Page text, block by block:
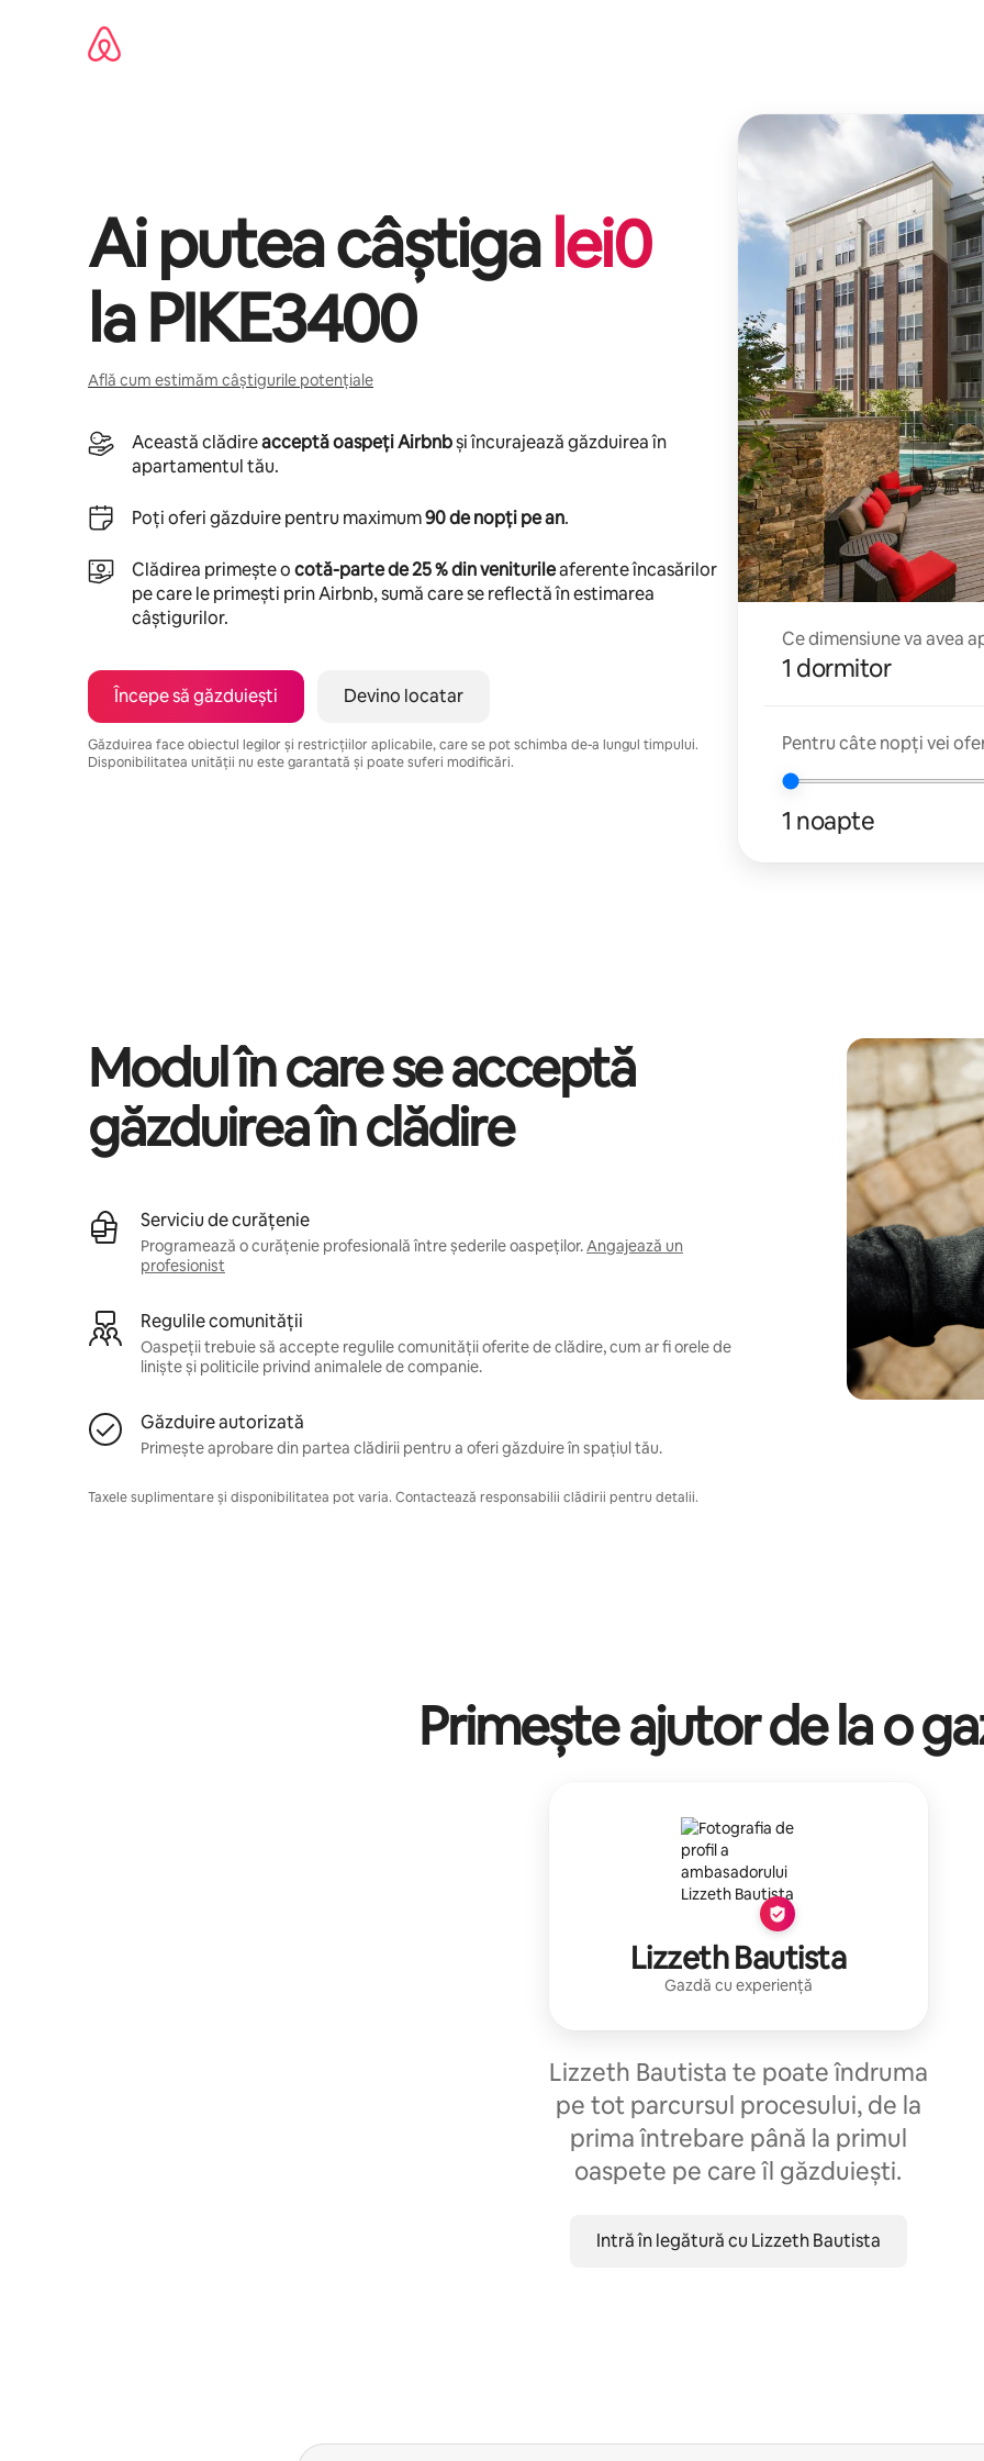
Ai putea câștigalei0
laPIKE3400
Află cum estimăm câștigurile potențiale
Această clădireacceptă oaspeți Airbnbși încurajează găzduirea în
apartamentul tău.
Poți oferi găzduire pentru maximum90 de nopți pe an.
Clădirea primește ocotă-parte de 25 % din veniturileaferente încasărilor
pe care le primești prin Airbnb, sumă care se reflectă în estimarea
câștigurilor.
Începe să găzduiești Devino locatar
Găzduirea face obiectul legilor și restricțiilor aplicabile, care se pot schimba de-a lungul timpului.
Disponibilitatea unității nu este garantată și poate suferi modificări.
Ce dimensiune va avea
1 dormitor
Pentru câte nopți vei
1 noapte
Modul în care se acceptă
găzduirea în clădire
Serviciu de curățenie
Programează o curățenie profesională între șederile oaspeților.Angajează un
profesionist
Regulile comunității
Oaspeții trebuie să accepte regulile comunității oferite de clădire, cum ar fi orele de
liniște și politicile privind animalele de companie.
Găzduire autorizată
Primește aprobare din partea clădirii pentru a oferi găzduire în spațiul tău.
Taxele suplimentare și disponibilitatea pot varia. Contactează responsabilii clădirii pentru detalii.
Primește ajutor de la o
Lizzeth Bautista
Gazdă cu experiență
Lizzeth Bautista te poate îndruma
pe tot parcursul procesului, de la
prima întrebare până la primul
oaspete pe care îl găzduiești.
Intră în legătură cu Lizzeth Bautista